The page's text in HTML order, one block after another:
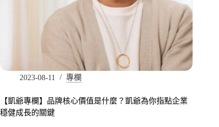
2023-08-11 專欄
【凱爺專欄】品牌核心價值是什麼？凱爺為你指點企業
穩健成長的關鍵